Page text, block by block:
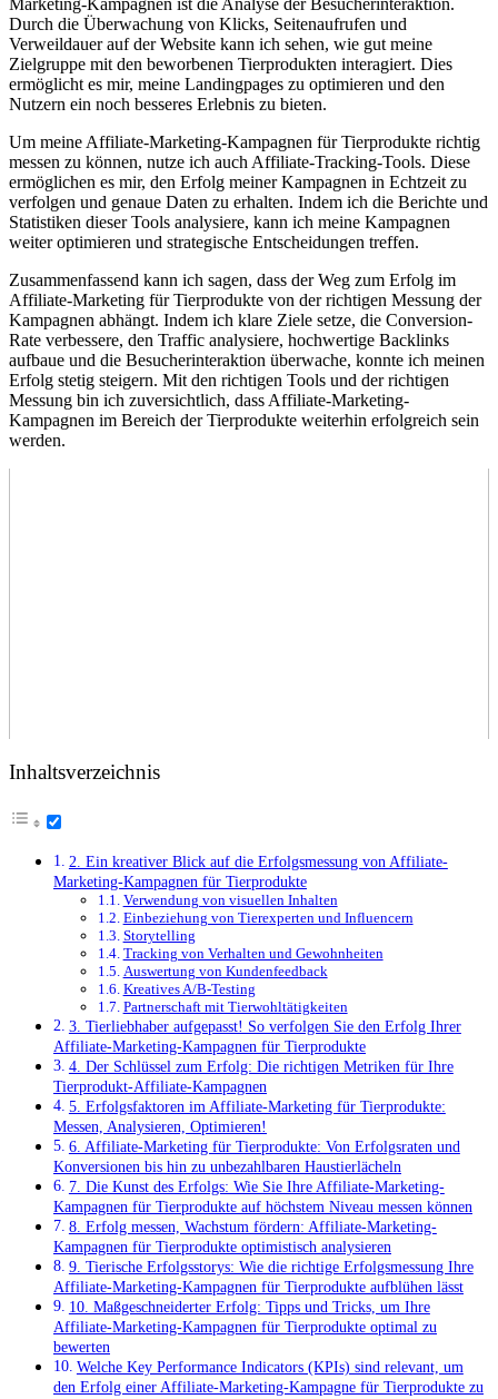
Marketing-Kampagnen ist die⁣ Analyse der Besucherinteraktion.
Durch ‌die ​Überwachung von Klicks, Seitenaufrufen und
Verweildauer auf der Website kann ich⁤ sehen,⁤ wie gut meine
Zielgruppe mit den beworbenen‌ Tierprodukten ⁤interagiert. Dies
ermöglicht es mir, ​meine⁢ Landingpages‌ zu optimieren und⁣ den
Nutzern ein noch besseres ‍Erlebnis zu bieten.
Um ⁤meine ⁤Affiliate-Marketing-Kampagnen für Tierprodukte richtig
messen ⁣zu können, nutze‌ ich auch Affiliate-Tracking-Tools. Diese
ermöglichen es mir, den‌ Erfolg meiner⁣ Kampagnen in ‍Echtzeit zu⁣
verfolgen und ‍genaue Daten zu erhalten. ⁣Indem ⁣ich die Berichte und
Statistiken dieser Tools analysiere, kann ich⁤ meine Kampagnen
weiter optimieren und strategische Entscheidungen treffen.
Zusammenfassend kann ich sagen, dass der Weg zum ‌Erfolg im
Affiliate-Marketing ⁤für Tierprodukte von der richtigen Messung⁤ der
Kampagnen abhängt. ⁣Indem ‍ich klare⁤ Ziele ​setze, die Conversion-
Rate verbessere, den⁢ Traffic⁤ analysiere, hochwertige ‌Backlinks
aufbaue und‌ die ‍Besucherinteraktion überwache, konnte ‍ich meinen
Erfolg⁣ stetig steigern. Mit den richtigen Tools und ‍der richtigen
Messung ⁤bin ich zuversichtlich,⁤ dass Affiliate-Marketing-
Kampagnen im‍ Bereich der ⁢Tierprodukte weiterhin erfolgreich sein⁤
werden.
Inhaltsverzeichnis
2. ‌Ein ⁤kreativer Blick⁤ auf ​die ⁢Erfolgsmessung von Affiliate-
Marketing-Kampagnen für Tierprodukte
Verwendung von visuellen Inhalten
Einbeziehung von Tierexperten‌ und Influencern
Storytelling
Tracking von Verhalten und Gewohnheiten
Auswertung von Kundenfeedback
Kreatives A/B-Testing
Partnerschaft mit Tierwohltätigkeiten
3. Tierliebhaber aufgepasst!⁣ So verfolgen ‌Sie den⁢ Erfolg Ihrer
Affiliate-Marketing-Kampagnen für ⁣Tierprodukte
4. Der Schlüssel zum Erfolg: Die richtigen Metriken⁤ für Ihre
Tierprodukt-Affiliate-Kampagnen
5. Erfolgsfaktoren ⁤im Affiliate-Marketing⁣ für Tierprodukte:
‌Messen, Analysieren, Optimieren!
6. Affiliate-Marketing für Tierprodukte:⁤ Von Erfolgsraten ⁢und
Konversionen⁢ bis hin zu unbezahlbaren Haustierlächeln
7. Die Kunst ⁢des Erfolgs: ⁣Wie ‌Sie​ Ihre Affiliate-Marketing-
Kampagnen für Tierprodukte auf⁤ höchstem‌ Niveau‍ messen können
8. Erfolg messen, Wachstum ⁤fördern: Affiliate-Marketing-
Kampagnen‍ für Tierprodukte optimistisch analysieren
9. Tierische ⁣Erfolgsstorys: ​Wie die ‍richtige Erfolgsmessung Ihre
Affiliate-Marketing-Kampagnen für Tierprodukte​ aufblühen lässt
10. Maßgeschneiderter⁣ Erfolg: Tipps und Tricks, um Ihre
Affiliate-Marketing-Kampagnen für Tierprodukte optimal​ zu
bewerten
Welche Key Performance Indicators (KPIs) sind relevant, um
⁢den Erfolg einer Affiliate-Marketing-Kampagne für Tierprodukte zu